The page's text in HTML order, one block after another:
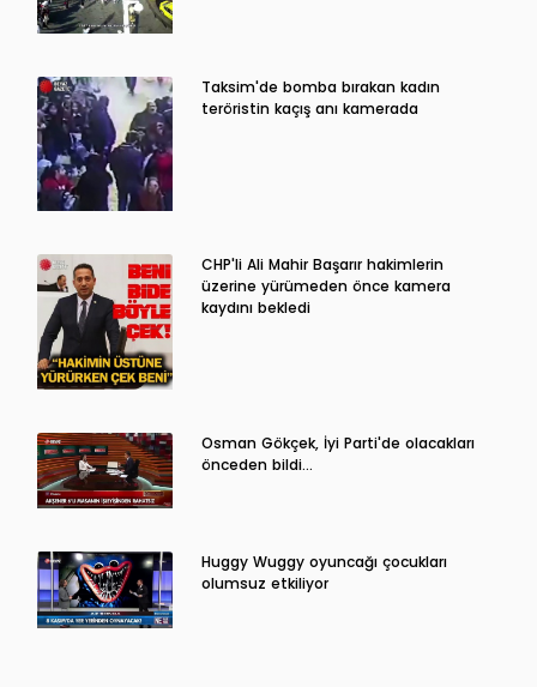
Taksim'de bomba bırakan kadın
teröristin kaçış anı kamerada
CHP'li Ali Mahir Başarır hakimlerin
üzerine yürümeden önce kamera
kaydını bekledi
Osman Gökçek, İyi Parti'de olacakları
önceden bildi...
Huggy Wuggy oyuncağı çocukları
olumsuz etkiliyor